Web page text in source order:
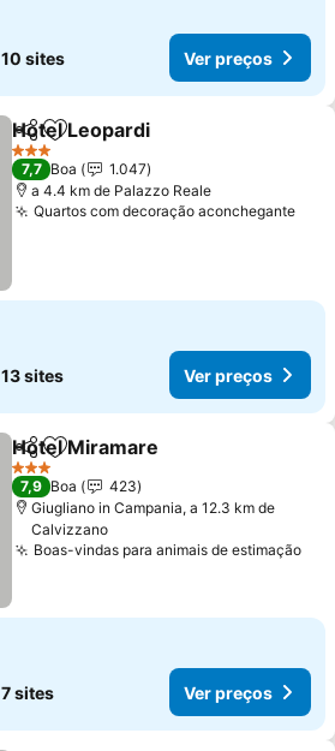
10 sites Ver preços
PartilharAdicionar aos favoritos
Hotel Leopardi
3 Estrelas
7,7 Boa
1.047
a 4.4 km de Palazzo Reale
Quartos com decoração aconchegante
13 sites Ver preços
PartilharAdicionar aos favoritos
Hotel Miramare
3 Estrelas
7,9 Boa
423
Giugliano in Campania, a 12.3 km de
Calvizzano
Boas-vindas para animais de estimação
7 sites Ver preços